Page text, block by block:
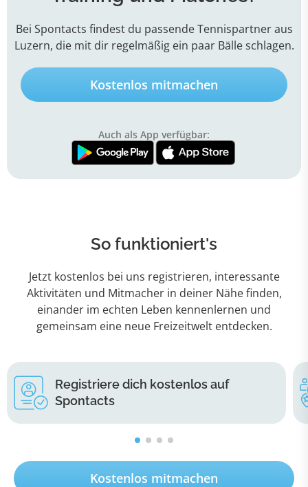
Bei Spontacts findest du passende Tennispartner aus
Luzern, die mit dir regelmäßig ein paar Bälle schlagen.
Kostenlos mitmachen
Auch als App verfügbar:
So funktioniert's
Jetzt kostenlos bei uns registrieren, interessante
Aktivitäten und Mitmacher in deiner Nähe finden,
einander im echten Leben kennenlernen und
gemeinsam eine neue Freizeitwelt entdecken.
Registriere dich kostenlos auf
Spontacts
Kostenlos mitmachen